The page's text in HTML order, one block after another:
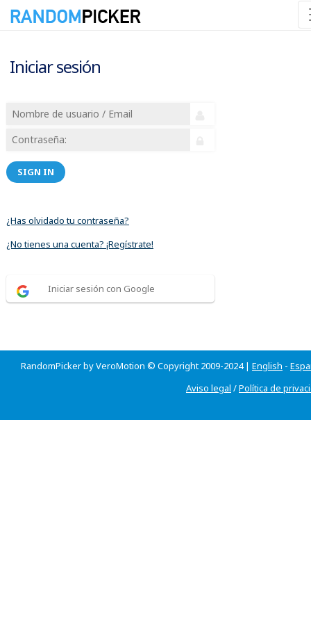
Iniciar sesión
SIGN IN
¿Has olvidado tu contraseña?
¿No tienes una cuenta? ¡Regístrate!
Iniciar sesión con Google
RandomPicker by VeroMotion © Copyright 2009-2024 | English -
Aviso legal /Política de